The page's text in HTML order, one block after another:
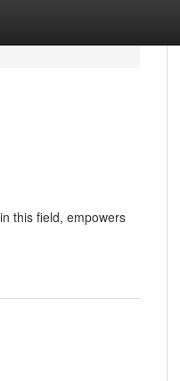
this field, empowers